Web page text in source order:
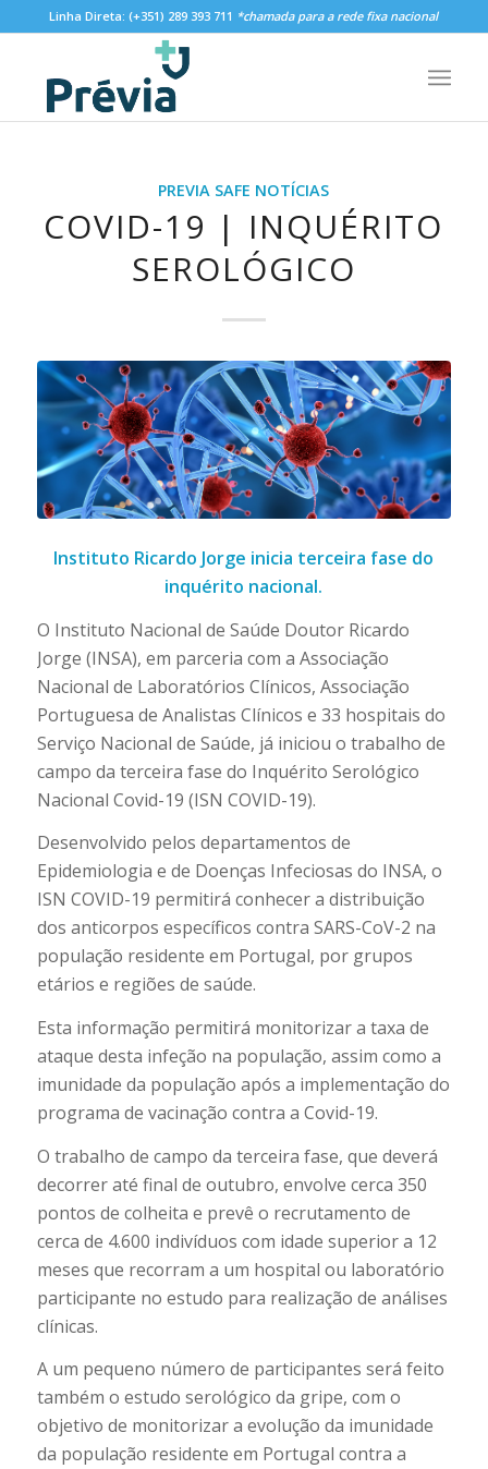
Linha Direta:(+351) 289 393 711 *chamada para a rede fixa nacional
PREVIA SAFE NOTÍCIAS
COVID-19 | INQUÉRITO
SEROLÓGICO
Instituto Ricardo Jorge inicia terceira fase do
inquérito nacional.
O Instituto Nacional de Saúde Doutor Ricardo
Jorge (INSA), em parceria com a Associação
Nacional de Laboratórios Clínicos, Associação
Portuguesa de Analistas Clínicos e 33 hospitais do
Serviço Nacional de Saúde, já iniciou o trabalho de
campo da terceira fase do Inquérito Serológico
Nacional Covid-19 (ISN COVID-19).
Desenvolvido pelos departamentos de
Epidemiologia e de Doenças Infeciosas do INSA, o
ISN COVID-19 permitirá conhecer a distribuição
dos anticorpos específicos contra SARS-CoV-2 na
população residente em Portugal, por grupos
etários e regiões de saúde.
Esta informação permitirá monitorizar a taxa de
ataque desta infeção na população, assim como a
imunidade da população após a implementação do
programa de vacinação contra a Covid-19.
O trabalho de campo da terceira fase, que deverá
decorrer até final de outubro, envolve cerca 350
pontos de colheita e prevê o recrutamento de
cerca de 4.600 indivíduos com idade superior a 12
meses que recorram a um hospital ou laboratório
participante no estudo para realização de análises
clínicas.
A um pequeno número de participantes será feito
também o estudo serológico da gripe, com o
objetivo de monitorizar a evolução da imunidade
da população residente em Portugal contra a